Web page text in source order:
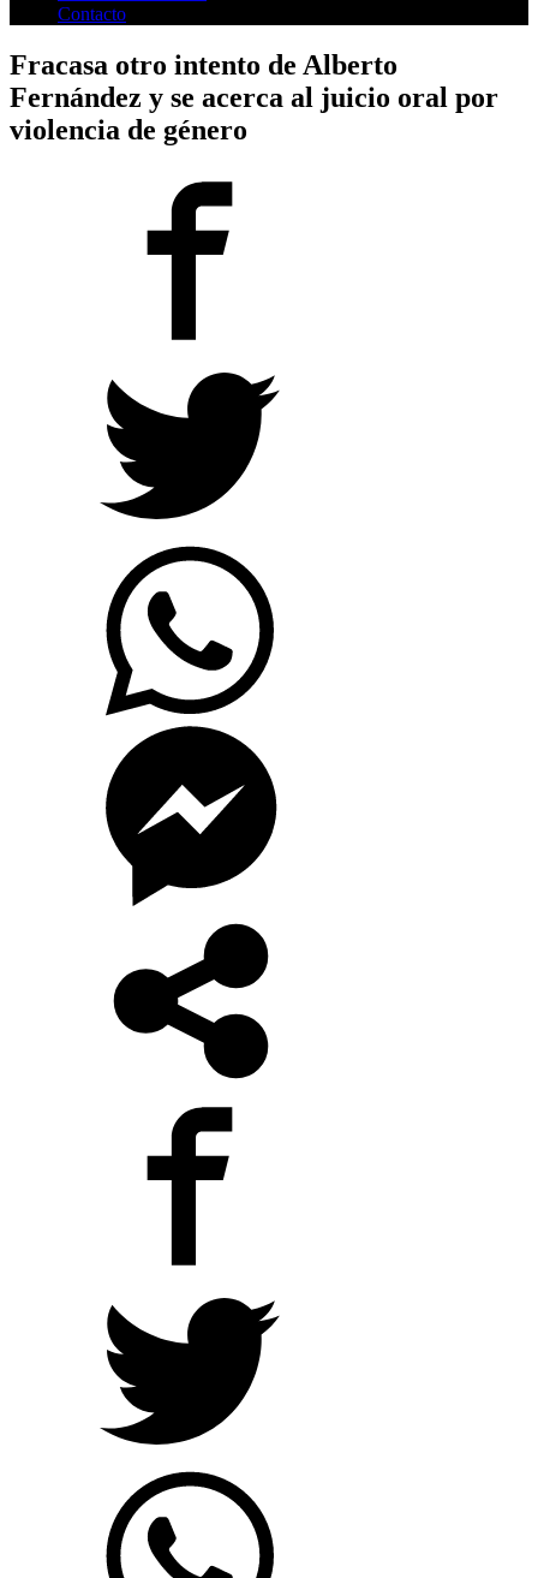
Contacto
Fracasa otro intento de Alberto
Fernández y se acerca al juicio oral por
violencia de género